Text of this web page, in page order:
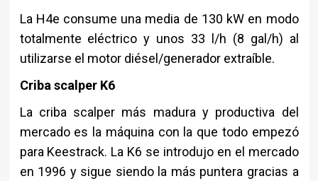
La H4e consume una media de 130 kW en modo
totalmente eléctrico y unos 33 l/h (8 gal/h) al
utilizarse el motor diésel/generador extraíble.
Criba scalper K6
La criba scalper más madura y productiva del
mercado es la máquina con la que todo empezó
para Keestrack. La K6 se introdujo en el mercado
en 1996 y sigue siendo la más puntera gracias a